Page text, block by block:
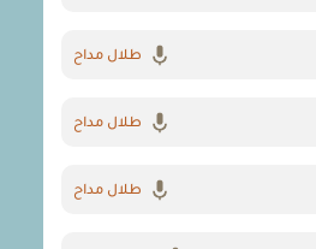
طلال مداح
طلال مداح
طلال مداح